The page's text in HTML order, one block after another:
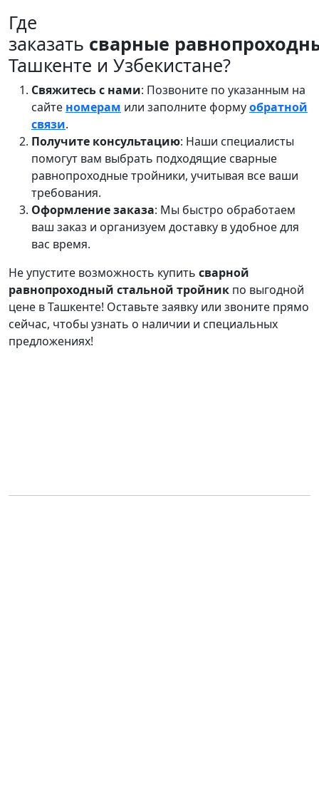
Где
заказать сварные
Ташкенте и Узбекистане?
Свяжитесь с нами: Позвоните по указанным на
сайте номерам или заполните формуобратной
связи.
Получите консультацию: Наши специалисты
помогут вам выбрать подходящие сварные
равнопроходные тройники, учитывая все ваши
требования.
Оформление заказа: Мы быстро обработаем
ваш заказ и организуем доставку в удобное для
вас время.
Не упустите возможность купить сварной
равнопроходный стальной тройник по выгодной
цене в Ташкенте! Оставьте заявку или звоните прямо
сейчас, чтобы узнать о наличии и специальных
предложениях!